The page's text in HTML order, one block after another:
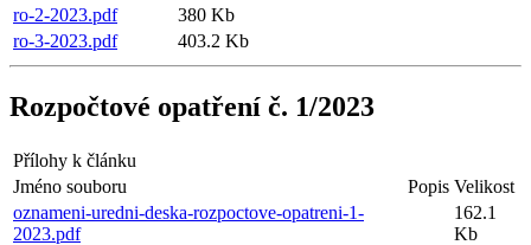
ro-2-2023.pdf
380 Kb
ro-3-2023.pdf
403.2 Kb
Rozpočtové opatření č. 1/2023
Přílohy k článku
Jméno souboru
Popis Velikost
oznameni-uredni-deska-rozpoctove-opatreni-1-
2023.pdf
162.1
Kb